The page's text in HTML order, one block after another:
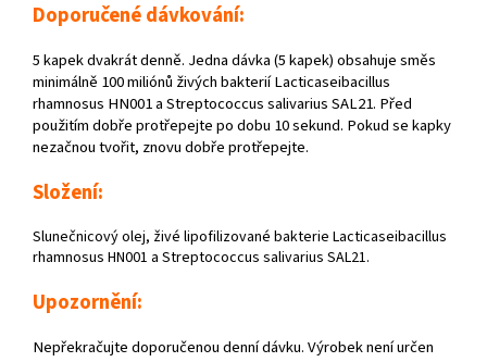
Doporučené dávkování:
5 kapek dvakrát denně. Jedna dávka (5 kapek) obsahuje směs
minimálně 100 miliónů živých bakterií Lacticaseibacillus
rhamnosus HN001 a Streptococcus salivarius SAL21. Před
použitím dobře protřepejte po dobu 10 sekund. Pokud se kapky
nezačnou tvořit, znovu dobře protřepejte.
Složení:
Slunečnicový olej, živé lipofilizované bakterie Lacticaseibacillus
rhamnosus HN001 a Streptococcus salivarius SAL21.
Upozornění:
Nepřekračujte doporučenou denní dávku. Výrobek není určen